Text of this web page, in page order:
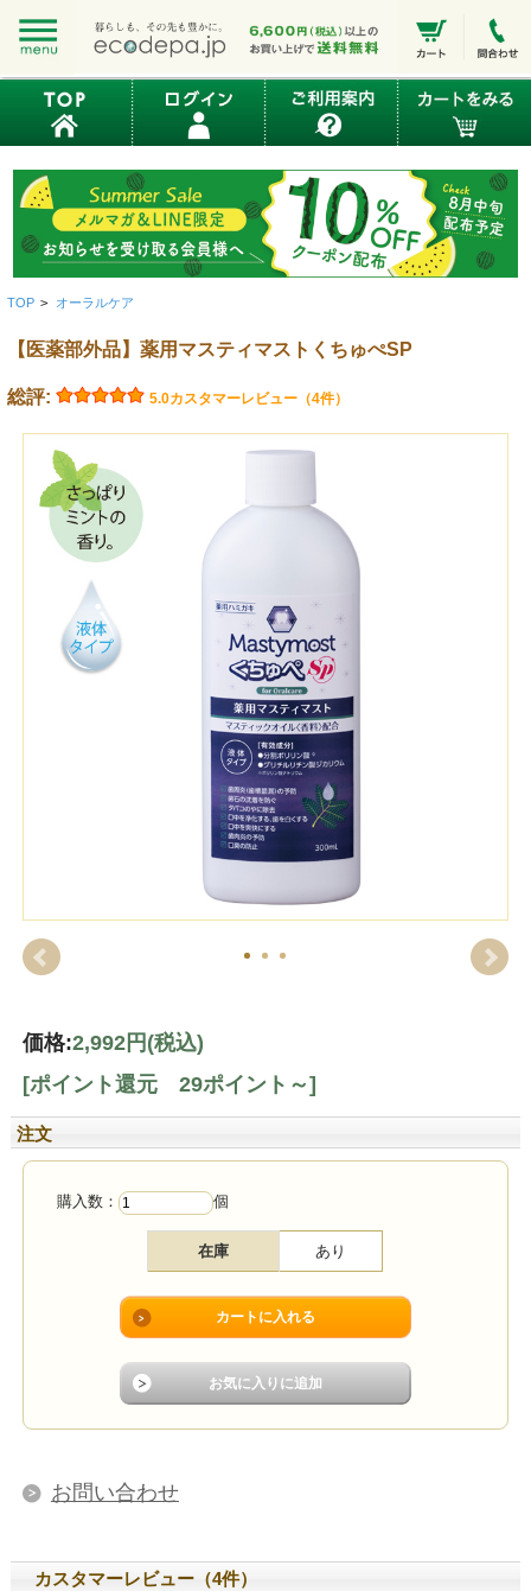
TOP > オーラルケア
【医薬部外品】薬用マスティマストくちゅぺSP
総評: 5.0カスタマーレビュー（4件）
価格:2,992円 (税込)
[ポイント還元 29ポイント～]
注文
購入数： 個
在庫 あり
お問い合わせ
カスタマーレビュー（4件）